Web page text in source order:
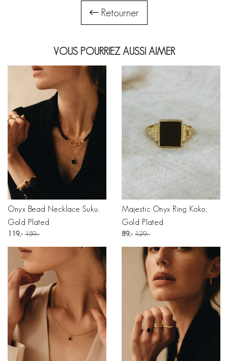
Retourner
VOUS POURRIEZ AUSSI AIMER
Onyx Bead Necklace Suku,
Gold Plated
119 159
Majestic Onyx Ring Koko,
Gold Plated
89 129